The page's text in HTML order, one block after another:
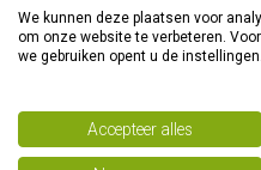
© Quiet 2026
We kunnen deze plaatsen voor
om onze website te verbeteren.
we gebruiken opent u de instellingen.
Accepteer alles